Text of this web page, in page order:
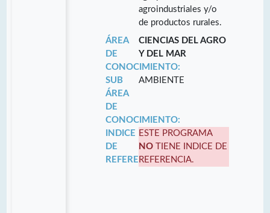
agroindustriales y/o
de productos rurales.
ÁREA
DE
CONOCIMIENTO:
CIENCIAS DEL AGRO
Y DEL MAR
SUB
ÁREA
DE
CONOCIMIENTO:
AMBIENTE
INDICE
DE
REFERENCIA:
ESTE PROGRAMA
NO TIENE INDICE DE
REFERENCIA.